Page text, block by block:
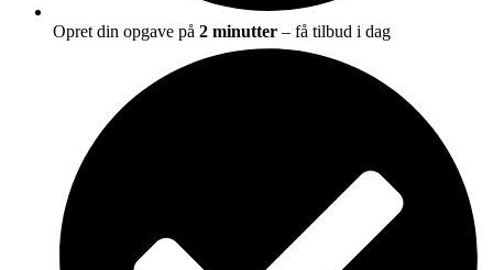
Opret din opgave på 2 minutter – få tilbud i dag